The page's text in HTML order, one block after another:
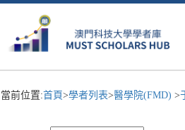
當前位置:首頁>學者列表>醫學院(FMD) >